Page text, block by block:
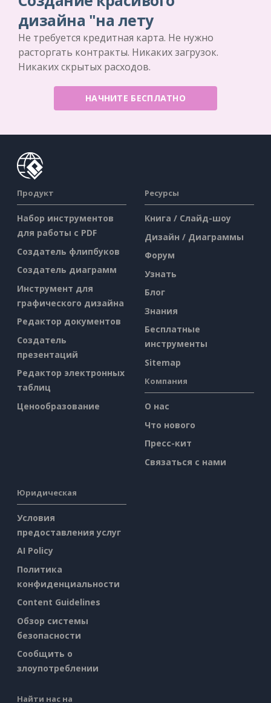
дизайна "на лету
Не требуется кредитная карта. Не нужно
расторгать контракты. Никаких загрузок.
Никаких скрытых расходов.
НАЧНИТЕ БЕСПЛАТНО
Продукт
Набор инструментов
для работы с PDF
Создатель флипбуков
Создатель диаграмм
Инструмент для
графического дизайна
Редактор документов
Создатель
презентаций
Редактор электронных
таблиц
Ценообразование
Ресурсы
Книга / Слайд-шоу
Дизайн / Диаграммы
Форум
Узнать
Блог
Знания
Бесплатные
инструменты
Sitemap
Компания
О нас
Что нового
Пресс-кит
Связаться с нами
Юридическая
Условия
предоставления услуг
AI Policy
Политика
конфиденциальности
Content Guidelines
Обзор системы
безопасности
Сообщить о
злоупотреблении
Найти нас на